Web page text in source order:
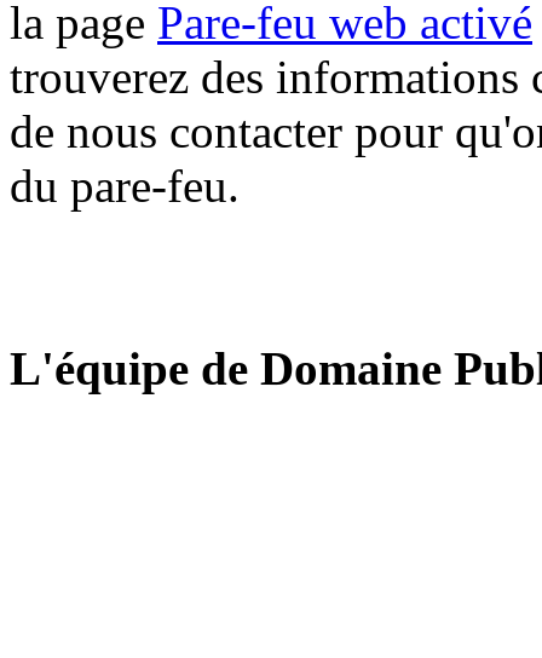
la page Pare-feu web activé
trouverez des informations
de nous contacter pour
du pare-feu.
L'équipe de Domaine